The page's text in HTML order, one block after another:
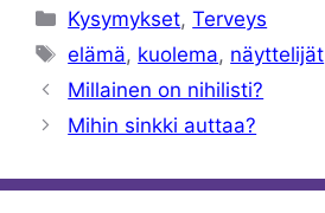
Kategoriat
Kysymykset,Terveys
Avainsanat
elämä, kuolema, näyttelijät
Millainen on nihilisti?
Mihin sinkki auttaa?